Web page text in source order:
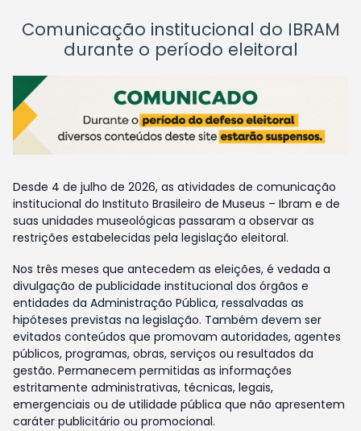
Comunicação institucional do IBRAM
durante o período eleitoral
Desde 4 de julho de 2026, as atividades de comunicação
institucional do Instituto Brasileiro de Museus – Ibram e de
suas unidades museológicas passaram a observar as
restrições estabelecidas pela legislação eleitoral.
Nos três meses que antecedem as eleições, é vedada a
divulgação de publicidade institucional dos órgãos e
entidades da Administração Pública, ressalvadas as
hipóteses previstas na legislação. Também devem ser
evitados conteúdos que promovam autoridades, agentes
públicos, programas, obras, serviços ou resultados da
gestão. Permanecem permitidas as informações
estritamente administrativas, técnicas, legais,
emergenciais ou de utilidade pública que não apresentem
caráter publicitário ou promocional.